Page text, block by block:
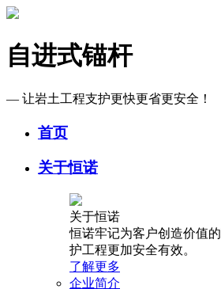
自进式锚杆
— 让岩土工程支护更快更省更安全！
首页
关于恒诺
关于恒诺
恒诺牢记为客户创造价值
护工程更加安全有效。
了解更多
企业简介